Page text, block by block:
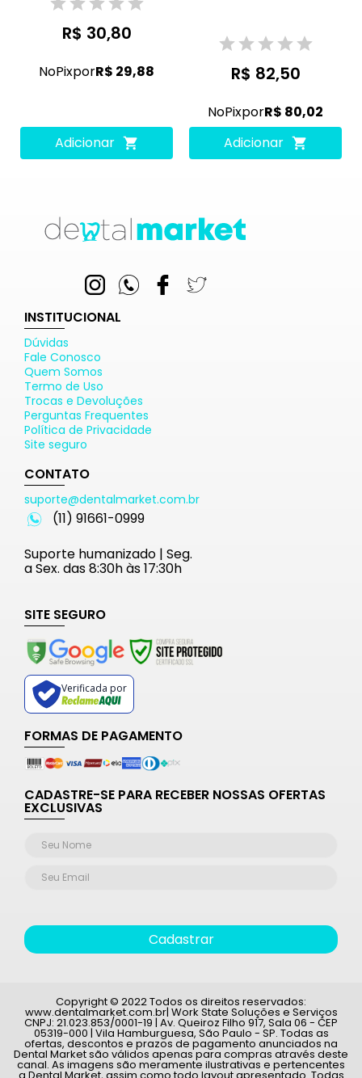
R$ 30,80
NoPixporR$ 29,88
Adicionar
R$ 82,50
NoPixporR$ 80,02
Adicionar
INSTITUCIONAL
Dúvidas
Fale Conosco
Quem Somos
Termo de Uso
Trocas e Devoluções
Perguntas Frequentes
Política de Privacidade
Site seguro
CONTATO
suporte@dentalmarket.com.br
(11) 91661-0999
Suporte humanizado | Seg.
a Sex. das 8:30h às 17:30h
SITE SEGURO
Verificada por
FORMAS DE PAGAMENTO
CADASTRE-SE PARA RECEBER NOSSAS OFERTAS
EXCLUSIVAS
Cadastrar
Copyright © 2022 Todos os direitos reservados:
www.dentalmarket.com.br| Work State Soluções e Serviços
CNPJ: 21.023.853/0001-19 | Av. Queiroz Filho 917, Sala 06 - CEP
05319-000 | Vila Hamburguesa, São Paulo - SP. Todas as
ofertas, descontos e prazos de pagamento anunciados na
Dental Market são válidos apenas para compras através deste
canal. As imagens são meramente ilustrativas e pertencentes